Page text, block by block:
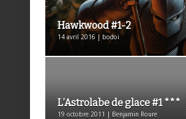
Hawkwood #1-2
14 avril 2016 | bodoi
L’Astrolabe de glace #1 ***
19 octobre 2011 | Benjamin Roure